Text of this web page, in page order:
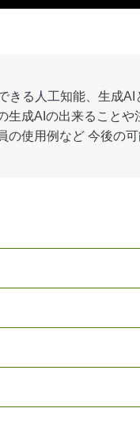
る人工知能、生成
成AIの出来ることや
使用例など 今後の